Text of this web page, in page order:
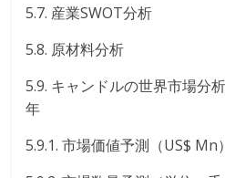
5.7. 産業SWOT分析
5.8. 原材料分析
5.9. キャンドルの世界市場分
年
5.9.1. 市場価値予測（US$ Mn）